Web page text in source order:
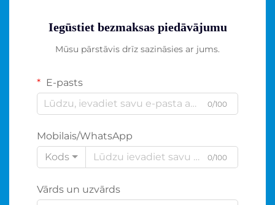
Iegūstiet bezmaksas piedāvājumu
Mūsu pārstāvis drīz sazināsies ar jums.
E-pasts
0/100
Mobilais/WhatsApp
Kods
0/100
Vārds un uzvārds